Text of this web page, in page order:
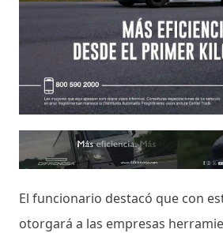
El funcionario destacó que con
otorgará a las empresas